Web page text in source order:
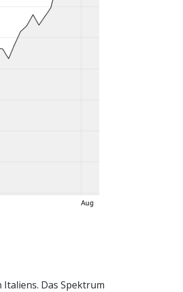
Das Spektrum